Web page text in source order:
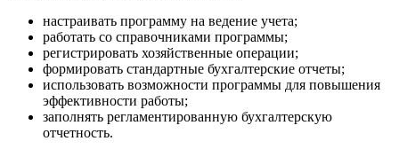
настраивать программу на ведение учета;
работать со справочниками программы;
регистрировать хозяйственные операции;
формировать стандартные бухгалтерские отчеты;
использовать возможности программы для повышения
эффективности работы;
заполнять регламентированную бухгалтерскую
отчетность.